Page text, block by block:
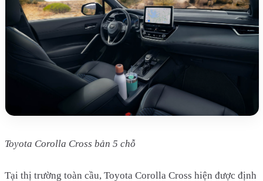
Toyota Corolla Cross bản 5 chỗ
Tại thị trường toàn cầu, Toyota Corolla Cross hiện được định